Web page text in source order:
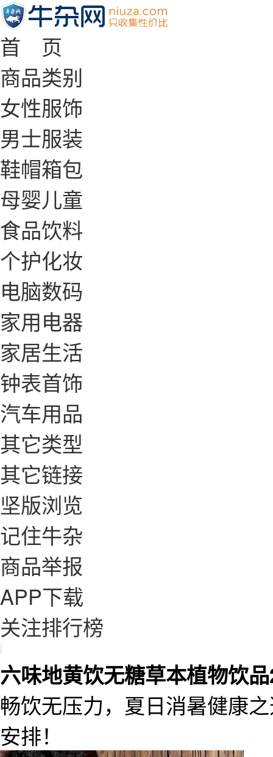
首 页
商品类别
女性服饰
男士服装
鞋帽箱包
母婴儿童
食品饮料
个护化妆
电脑数码
家用电器
家居生活
钟表首饰
汽车用品
其它类型
其它链接
坚版浏览
记住牛杂
商品举报
APP下载
关注排行榜
|
六味地黄饮无糖草本植物饮
畅饮无压力，夏日消暑健康
安排！